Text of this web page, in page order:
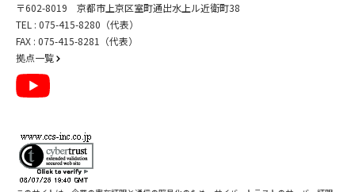
〒602-8019 京都市上京区室町通出水上ル近衛町38
TEL : 075-415-8280（代表）
FAX : 075-415-8281（代表）
拠点一覧